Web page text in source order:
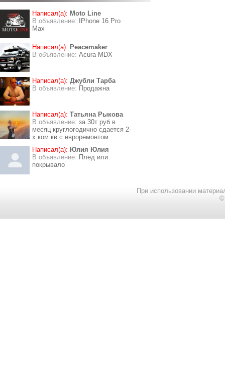
Написал(а): Moto Line
В объявление:
IPhone 16 Pro
Max
Написал(а): Peacemaker
В объявление: Acura MDX
Написал(а): Джубли Тарба
В объявление: Продажна
Написал(а): Татьяна Рыкова
В объявление: за 30т руб в
месяц круглогодично сдается 2-
х ком кв с евроремонтом
Написал(а): Юлия Юлия
В объявление: Плед или
покрывало
При использовании